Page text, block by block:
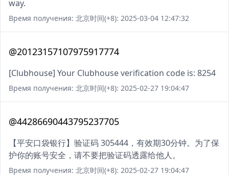
way.
Время получения: 北京时间(+8): 2025-03-04 12:47:32
@20123157107975917774
[Clubhouse] Your Clubhouse verification code is: 8254
Время получения: 北京时间(+8): 2025-02-27 19:04:47
@44286690443795237705
【平安口袋银行】验证码 305444，有效期30分钟。为了保
护你的账号安全，请不要把验证码透露给他人。
Время получения: 北京时间(+8): 2025-02-27 19:04:47